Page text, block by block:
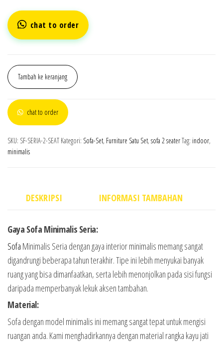
chat to order
Tambah ke keranjang
chat to order
SKU: SF-SERIA-2-SEAT Kategori: Sofa-Set, Furniture Satu Set, sofa 2 seaterTag: indoor,
minimalis
DESKRIPSI INFORMASI TAMBAHAN
Gaya Sofa Minimalis Seria:
Sofa Minimalis Seria dengan gaya interior minimalis memang sangat
digandrungi beberapa tahun terakhir. Tipe ini lebih menyukai banyak
ruang yang bisa dimanfaatkan, serta lebih menonjolkan pada sisi fungsi
daripada memperbanyak lekuk aksen tambahan.
Material:
Sofa dengan model minimalis ini memang sangat tepat untuk mengisi
ruangan anda. Kami menghadirkannya dengan material rangka kayu jati